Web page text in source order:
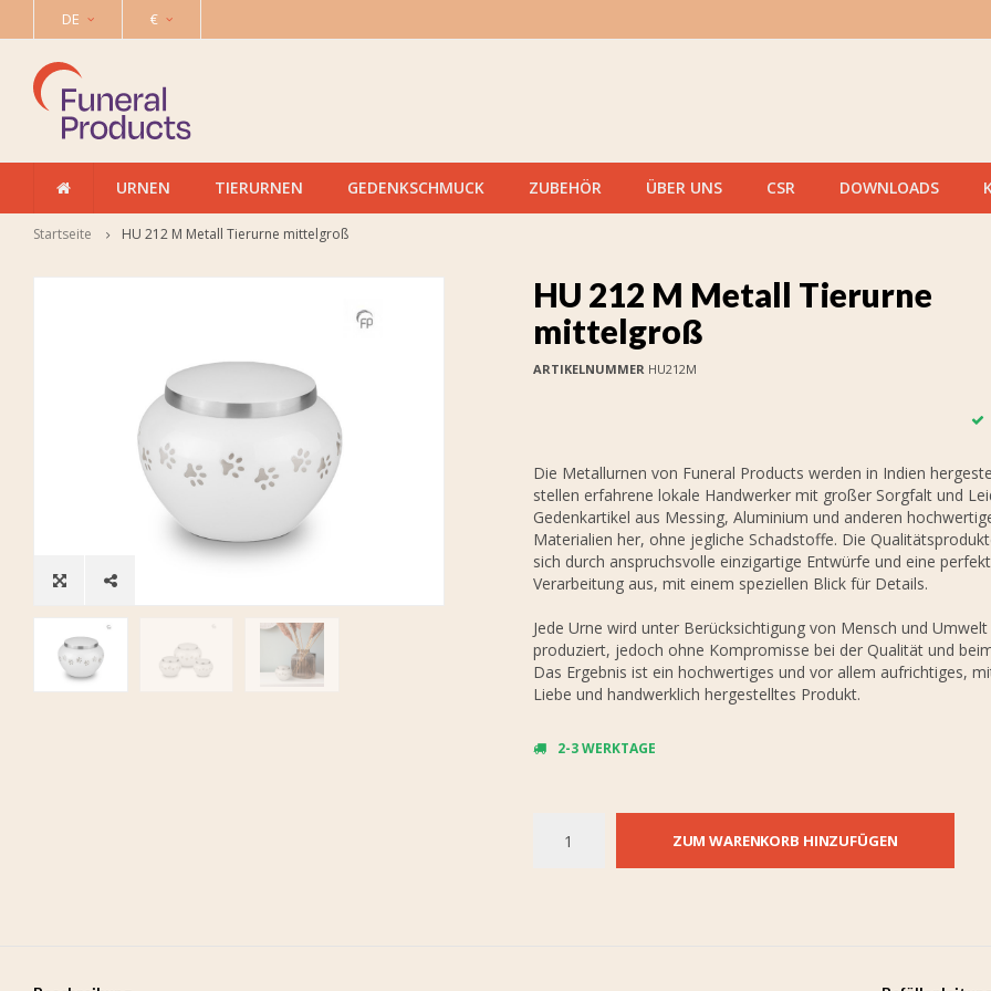
DE €
URNEN TIERURNEN GEDENKSCHMUCK ZUBEHÖR ÜBER UNS CSR DOWNLOADS
Startseite HU 212 M Metall Tierurne mittelgroß
HU 212 M Metall Tierurne
mittelgroß
ARTIKELNUMMERHU212M
Die Metallurnen von Funeral Products werden in Indien
stellen erfahrene lokale Handwerker mit großer Sorgfalt und
Gedenkartikel aus Messing, Aluminium und anderen
Materialien her, ohne jegliche Schadstoffe. Die
sich durch anspruchsvolle einzigartige Entwürfe und eine
Verarbeitung aus, mit einem speziellen Blick für Details.
Jede Urne wird unter Berücksichtigung von Mensch und Umwelt
produziert, jedoch ohne Kompromisse bei der Qualität und
Das Ergebnis ist ein hochwertiges und vor allem aufrichtiges,
Liebe und handwerklich hergestelltes Produkt.
2-3 WERKTAGE
ZUM WARENKORB HINZUFÜGEN